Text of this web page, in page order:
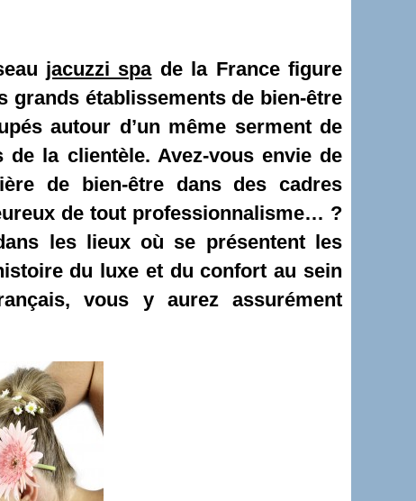
jacuzzi spade la France figure
grands établissements de bien-être
autour d’un même serment de
la clientèle. Avez-vous envie de
de bien-être dans des cadres
de tout professionnalisme… ?
les lieux où se présentent les
du luxe et du confort au sein
vous y aurez assurément